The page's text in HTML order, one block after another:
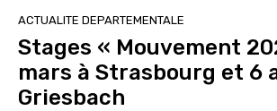
ACTUALITE DEPARTEMENTALE
Stages « Mouvement
mars à Strasbourg et 6
Griesbach